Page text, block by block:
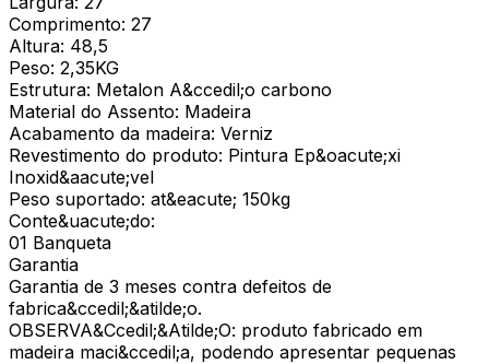
Comprimento: 27
Altura: 48,5
Peso: 2,35KG
Estrutura: Metalon A&ccedil;o carbono
Material do Assento: Madeira
Acabamento da madeira: Verniz
Revestimento do produto: Pintura Ep&oacute;xi
Inoxid&aacute;vel
Peso suportado: at&eacute; 150kg
Conte&uacute;do:
01 Banqueta
Garantia
Garantia de 3 meses contra defeitos de
fabrica&ccedil;&atilde;o.
OBSERVA&Ccedil;&Atilde;O: produto fabricado em
madeira maci&ccedil;a, podendo apresentar pequenas